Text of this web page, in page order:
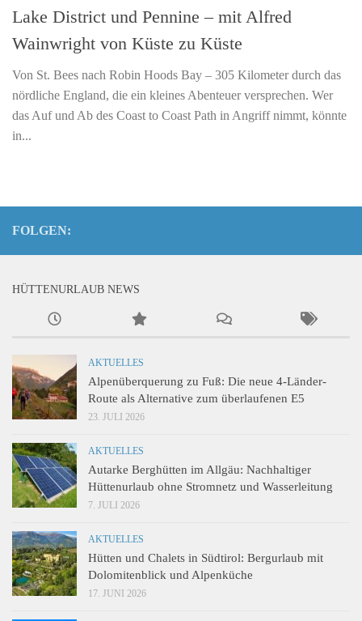
Lake District und Pennine – mit Alfred
Wainwright von Küste zu Küste
Von St. Bees nach Robin Hoods Bay – 305 Kilometer durch das
nördliche England, die ein kleines Abenteuer versprechen. Wer
das Auf und Ab des Coast to Coast Path in Angriff nimmt, könnte
in...
FOLGEN:
HÜTTENURLAUB NEWS
AKTUELLES
Alpenüberquerung zu Fuß: Die neue 4-Länder-
Route als Alternative zum überlaufenen E5
23. JULI 2026
AKTUELLES
Autarke Berghütten im Allgäu: Nachhaltiger
Hüttenurlaub ohne Stromnetz und Wasserleitung
7. JULI 2026
AKTUELLES
Hütten und Chalets in Südtirol: Bergurlaub mit
Dolomitenblick und Alpenküche
17. JUNI 2026